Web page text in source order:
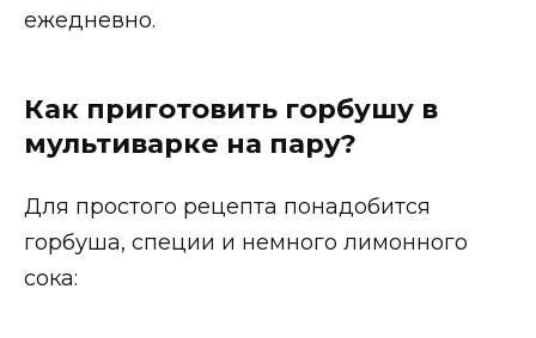
ежедневно.
Как приготовить горбушу в
мультиварке на пару?
Для простого рецепта понадобится
горбуша, специи и немного лимонного
сока: